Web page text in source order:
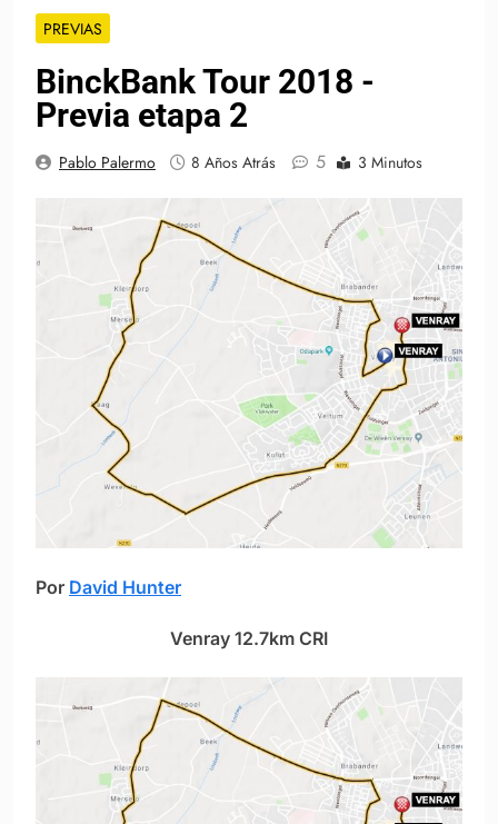
PREVIAS
BinckBank Tour 2018 -
Previa etapa 2
Pablo Palermo 8 Años Atrás 5 3 Minutos
Por David Hunter
Venray 12.7km CRI